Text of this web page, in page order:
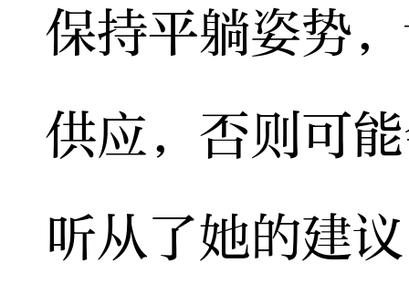
保持平躺姿势
供应，否则可
听从了她的建